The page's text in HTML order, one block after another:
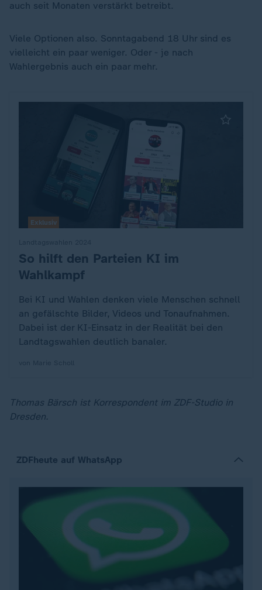
auch seit Monaten verstärkt betreibt.
Viele Optionen also. Sonntagabend 18 Uhr sind es
vielleicht ein paar weniger. Oder - je nach
Wahlergebnis auch ein paar mehr.
:So hilft den Parteien KI im
Wahlkampf
Bei KI und Wahlen denken viele Menschen schnell
an gefälschte Bilder, Videos und Tonaufnahmen.
Dabei ist der KI-Einsatz in der Realität bei den
Landtagswahlen deutlich banaler.
Exklusiv
Thomas Bärsch ist Korrespondent im ZDF-Studio in
Dresden.
ZDFheute auf WhatsApp